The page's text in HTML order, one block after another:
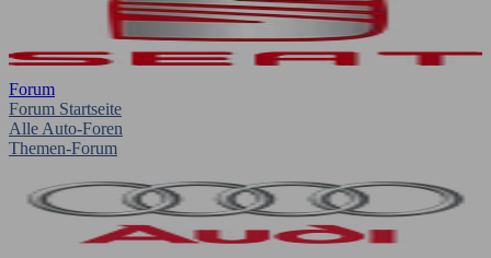
Forum
Forum Startseite
Alle Auto-Foren
Themen-Forum